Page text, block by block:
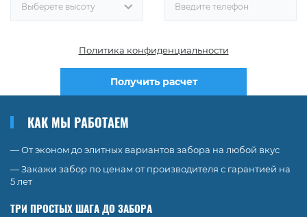
Выберете высоту
Политика конфиденциальности
Получить расчет
КАК МЫ РАБОТАЕМ
— От эконом до элитных вариантов забора на любой вкус
— Закажи забор по ценам от производителя с гарантией на
5 лет
ТРИ ПРОСТЫХ ШАГА ДО ЗАБОРА